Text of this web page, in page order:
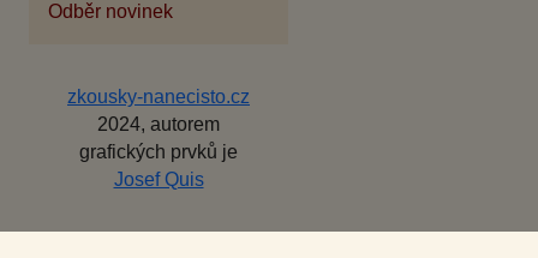
Odběr novinek
zkousky-nanecisto.cz
2024, autorem
grafických prvků je
Josef Quis